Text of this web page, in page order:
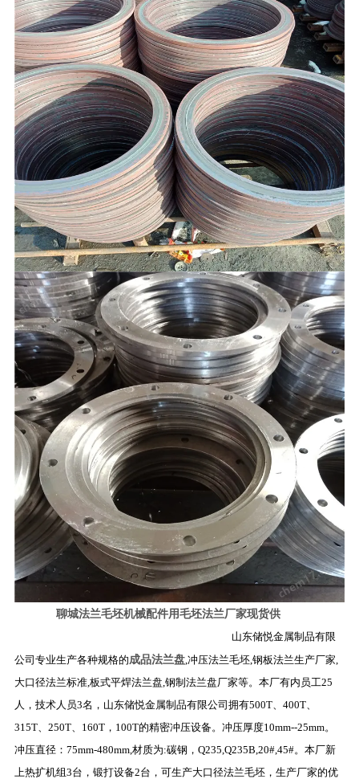
聊城法兰毛坯机械配件用毛坯法兰厂家现货供
山东储悦金属制品有限
公司专业生产各种规格的成品法兰盘,冲压法兰毛坯,钢板法兰生产厂家,
大口径法兰标准,板式平焊法兰盘,钢制法兰盘厂家等。本厂有内员工25
人，技术人员3名，山东储悦金属制品有限公司拥有500T、400T、
315T、250T、160T，100T的精密冲压设备。冲压厚度10mm--25mm。
冲压直径：75mm-480mm,材质为:碳钢，Q235,Q235B,20#,45#。本厂新
上热扩机组3台，锻打设备2台，可生产大口径法兰毛坯，生产厂家的优